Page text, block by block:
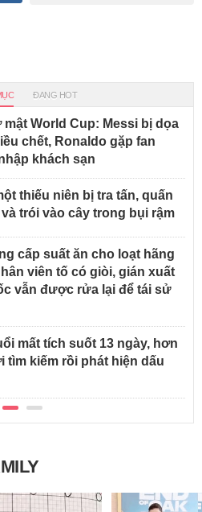
ĐANG HOT
mật World Cup: Messi bị dọa
chết, Ronaldo gặp fan
khách sạn
thiếu niên bị tra tấn, quấn
trói vào cây trong bụi rậm
cấp suất ăn cho loạt hãng
viên tố có giòi, gián xuất
vẫn được rửa lại để tái sử
mất tích suốt 13 ngày, hơn
tìm kiếm rồi phát hiện dấu